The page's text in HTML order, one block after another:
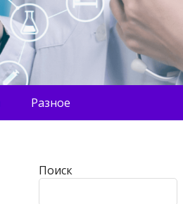
Разное
Поиск